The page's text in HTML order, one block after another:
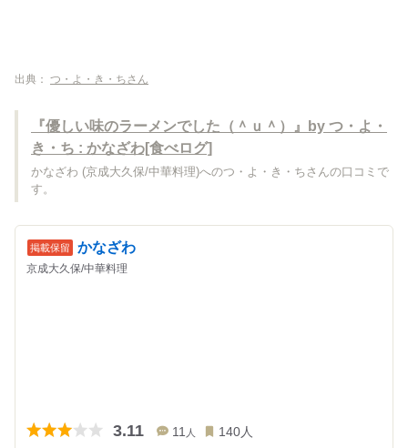
出典： つ・よ・き・ちさん
『優しい味のラーメンでした（＾ｕ＾）』by つ・よ・
き・ち : かなざわ[食べログ]
かなざわ (京成大久保/中華料理)へのつ・よ・き・ちさんの口コミで
す。
かなざわ
京成大久保/中華料理
3.11 11 人 140人